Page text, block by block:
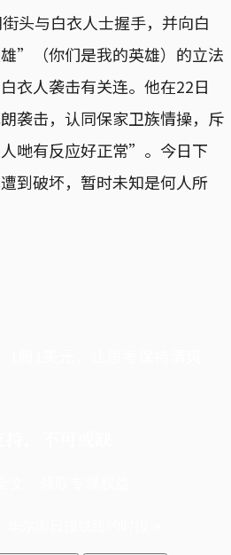
头与白衣人士握手，并向白
”（你们是我的英雄）的立法
衣人袭击有关连。他在22日
袭击，认同保家卫族情操，斥
哋有反应好正常”。今日下
到破坏，暂时未知是何人所